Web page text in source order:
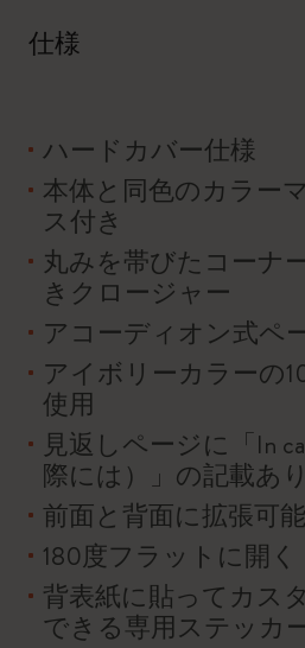
仕様
ハードカバー仕様
本体と同色のカラー
ス付き
丸みを帯びたコーナ
きクロージャー
アコーディオン式ペ
アイボリーカラーの
使用
見返しページに「In
際には）」の記載あり
前面と背面に拡張可
180度フラットに開く
背表紙に貼ってカス
できる専用ステッカ